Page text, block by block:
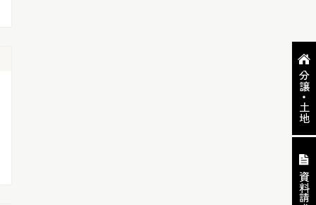
分譲・土地
資料請求